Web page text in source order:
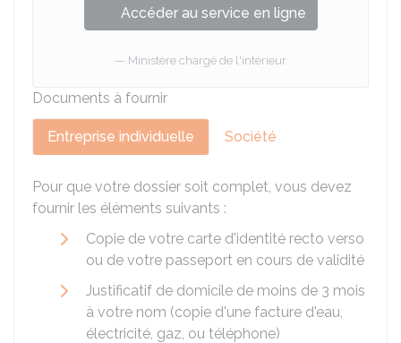
Accéder au service en ligne
Ministère chargé de l'intérieur
Documents à fournir
Entreprise individuelle Société
Pour que votre dossier soit complet, vous devez
fournir les éléments suivants :
Copie de votre carte d'identité recto verso
ou de votre passeport en cours de validité
Justificatif de domicile de moins de 3 mois
à votre nom (copie d'une facture d'eau,
électricité, gaz, ou téléphone)